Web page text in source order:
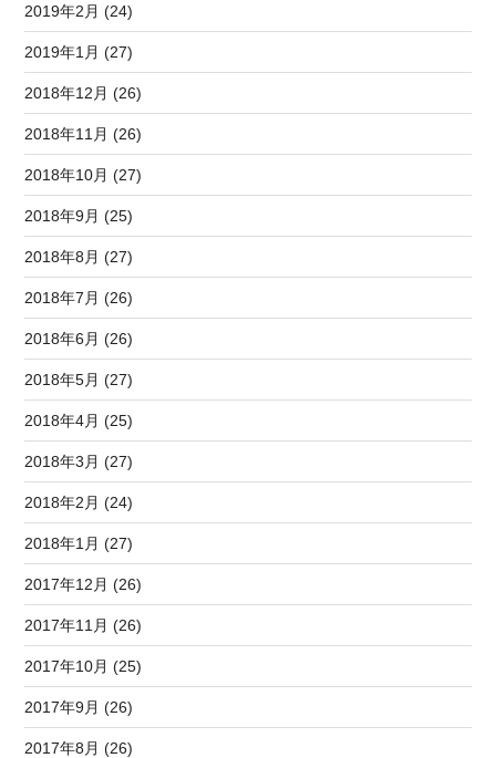
2019年2月 (24)
2019年1月 (27)
2018年12月 (26)
2018年11月 (26)
2018年10月 (27)
2018年9月 (25)
2018年8月 (27)
2018年7月 (26)
2018年6月 (26)
2018年5月 (27)
2018年4月 (25)
2018年3月 (27)
2018年2月 (24)
2018年1月 (27)
2017年12月 (26)
2017年11月 (26)
2017年10月 (25)
2017年9月 (26)
2017年8月 (26)